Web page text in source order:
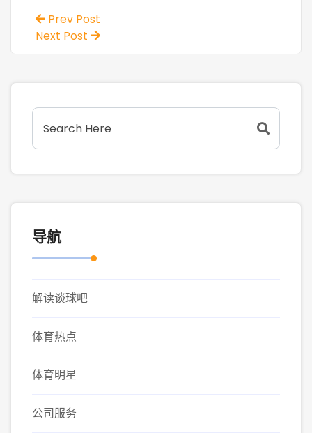
Prev Post
Next Post
导航
解读谈球吧
体育热点
体育明星
公司服务